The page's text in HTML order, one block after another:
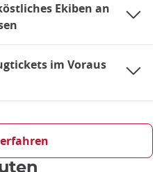
Ekiben an
im Voraus
ist äußerst pünktlich und sehr
Zug ein äußerst praktisches
Nahverkehr als auch für